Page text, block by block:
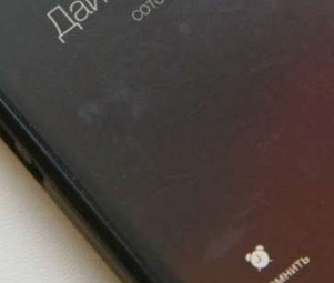
в Волгограде: в Центральном
„Арбузный переполох“
нарастили экспорт:
на 3,6 млн долларов